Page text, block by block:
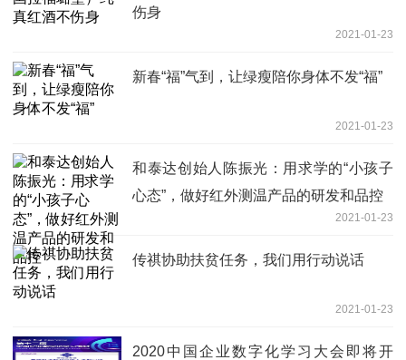
伤身
2021-01-23
新春“福”气到，让绿瘦陪你身体不发“福”
2021-01-23
和泰达创始人陈振光：用求学的“小孩子
心态”，做好红外测温产品的研发和品控
2021-01-23
传祺协助扶贫任务，我们用行动说话
2021-01-23
2020中国企业数字化学习大会即将开